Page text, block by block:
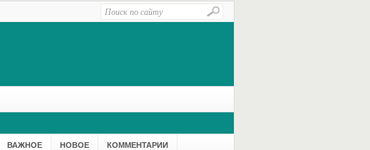
ВАЖНОЕ НОВОЕ КОММЕНТАРИИ